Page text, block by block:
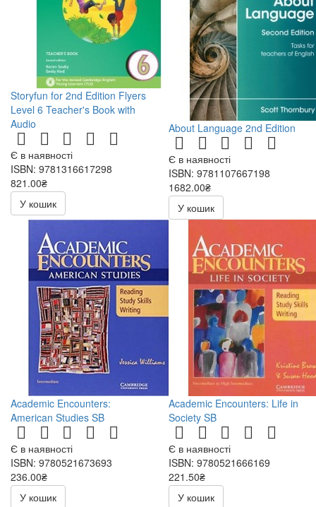
Storyfun for 2nd Edition Flyers
Level 6 Teacher's Book with
Audio
Є в наявності
ISBN: 9781316617298
821.00₴
У кошик
About Language 2nd Edition
Є в наявності
ISBN: 9781107667198
1682.00₴
У кошик
Academic Encounters:
American Studies SB
Є в наявності
ISBN: 9780521673693
236.00₴
472.00₴
У кошик
Academic Encounters: Life in
Society SB
Є в наявності
ISBN: 9780521666169
221.50₴
443.00₴
У кошик